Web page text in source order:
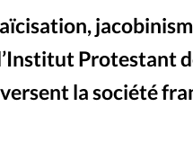
Foi
Protestant
la société